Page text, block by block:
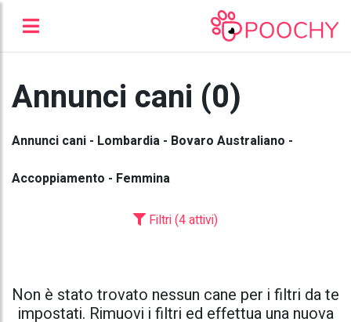
Annunci cani (0)
Annunci cani - Lombardia - Bovaro Australiano -
Accoppiamento - Femmina
Filtri (4 attivi)
Non è stato trovato nessun cane per i filtri da te
impostati. Rimuovi i filtri ed effettua una nuova